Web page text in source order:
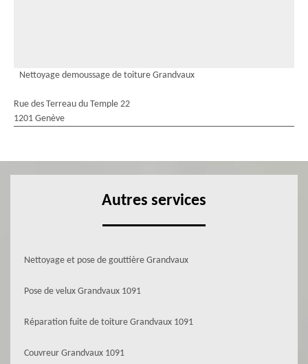
Nettoyage demoussage de toiture Grandvaux
Rue des Terreau du Temple 22
1201 Genève
Autres services
Nettoyage et pose de gouttière Grandvaux
Pose de velux Grandvaux 1091
Réparation fuite de toiture Grandvaux 1091
Couvreur Grandvaux 1091